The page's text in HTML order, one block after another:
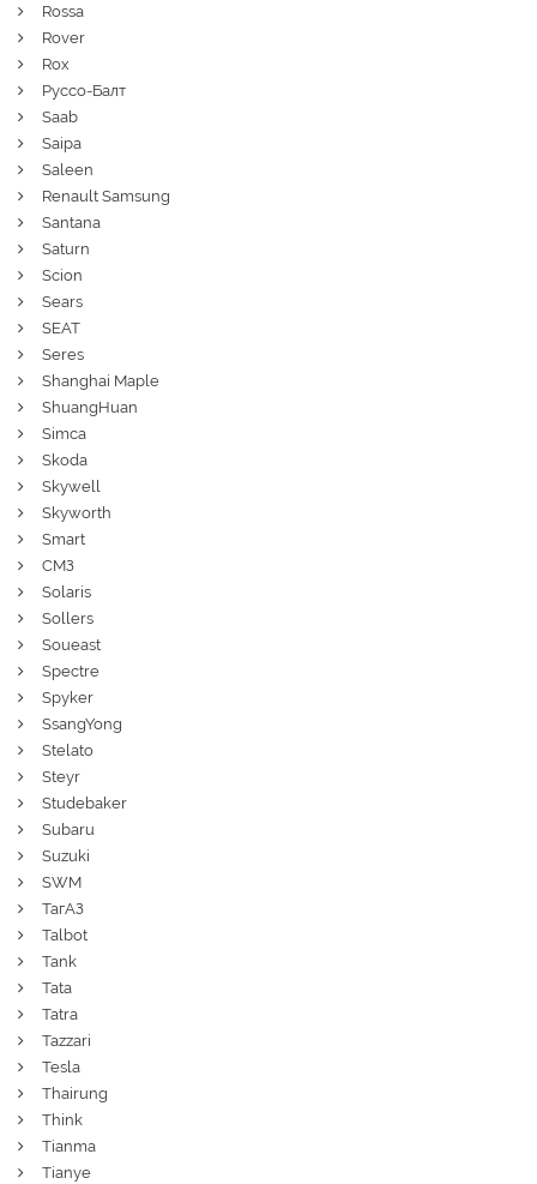
Rossa
Rover
Rox
Руссо-Балт
Saab
Saipa
Saleen
Renault Samsung
Santana
Saturn
Scion
Sears
SEAT
Seres
Shanghai Maple
ShuangHuan
Simca
Skoda
Skywell
Skyworth
Smart
СМЗ
Solaris
Sollers
Soueast
Spectre
Spyker
SsangYong
Stelato
Steyr
Studebaker
Subaru
Suzuki
SWM
ТагАЗ
Talbot
Tank
Tata
Tatra
Tazzari
Tesla
Thairung
Think
Tianma
Tianye